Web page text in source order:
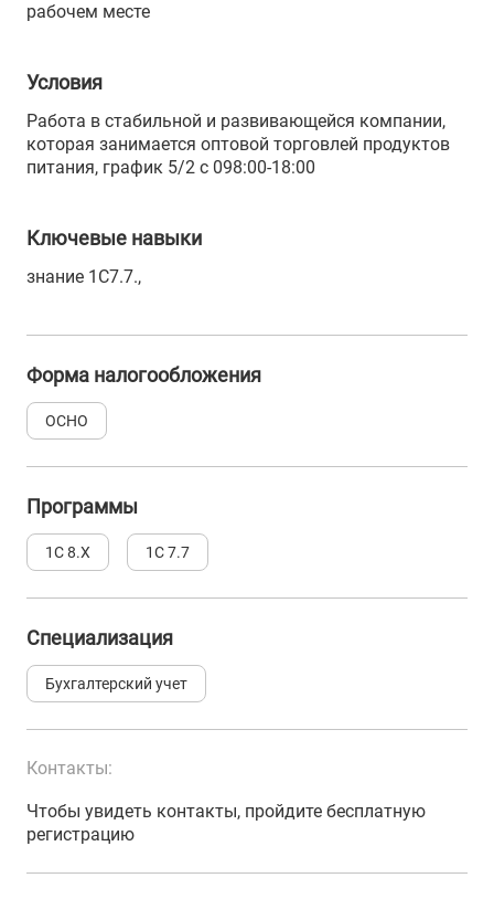
рабочем месте
Условия
Работа в стабильной и развивающейся компании,
которая занимается оптовой торговлей продуктов
питания, график 5/2 с 098:00-18:00
Ключевые навыки
знание 1С7.7.,
Форма налогообложения
ОСНО
Программы
1С 8.Х 1С 7.7
Специализация
Бухгалтерский учет
Контакты:
Чтобы увидеть контакты, пройдите бесплатную
регистрацию